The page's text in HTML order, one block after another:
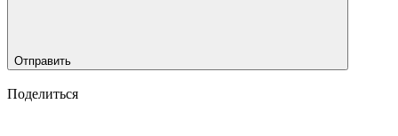
Отправить
Поделиться